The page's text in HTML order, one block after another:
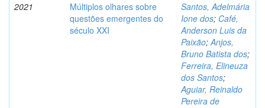
2021
Múltiplos olhares sobre
questões emergentes do
século XXI
Santos, Adelmária
Ione dos; Café,
Anderson Luis da
Paixão;Anjos,
Bruno Batista dos;
Ferreira, Elineuza
dos Santos;
Aguiar, Reinaldo
Pereira de